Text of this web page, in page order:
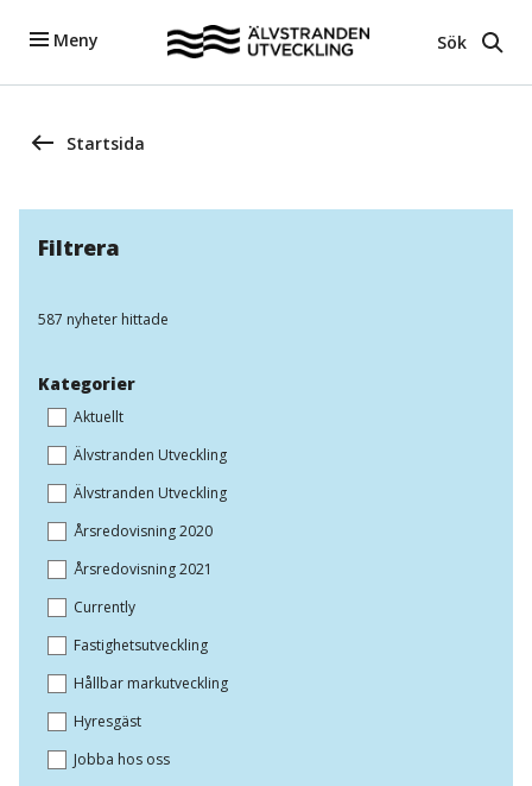
Meny Sök
Startsida
Filtrera
587 nyheter hittade
Kategorier
Aktuellt
Älvstranden Utveckling
Älvstranden Utveckling
Årsredovisning 2020
Årsredovisning 2021
Currently
Fastighetsutveckling
Hållbar markutveckling
Hyresgäst
Jobba hos oss